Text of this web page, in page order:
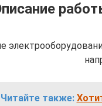
Читайте также: